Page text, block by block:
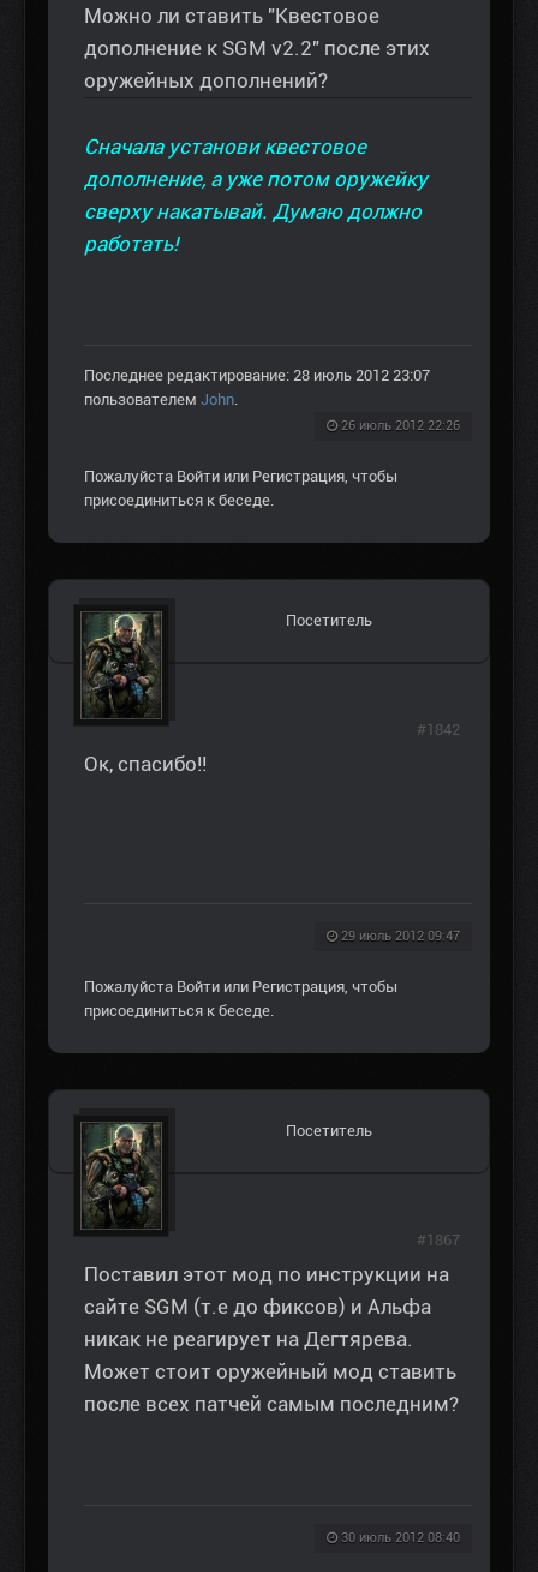
Можно ли ставить "Квестовое
дополнение к SGM v2.2" после этих
оружейных дополнений?
Сначала установи квестовое
дополнение, а уже потом оружейку
сверху накатывай. Думаю должно
работать!
Последнее редактирование: 28 июль 2012 23:07
пользователем John
26 июль 2012 22:26
Пожалуйста Войти или Регистрация , чтобы
присоединиться к беседе.
Посетитель
Ок, спасибо!!
29 июль 2012 09:47
#1842
Пожалуйста Войти или Регистрация , чтобы
присоединиться к беседе.
Посетитель
Поставил этот мод по инструкции на
сайте SGM (т.е до фиксов) и Альфа
никак не реагирует на Дегтярева.
Может стоит оружейный мод ставить
после всех патчей самым последним?
30 июль 2012 08:40
#1867